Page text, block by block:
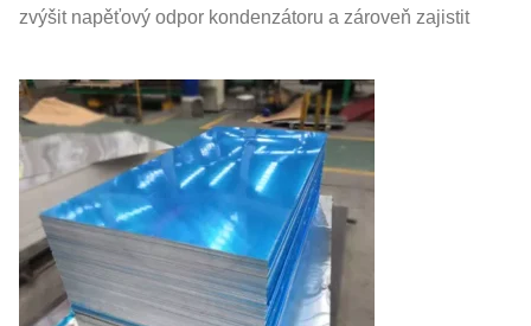
zvýšit napěťový odpor kondenzátoru a zároveň zajistit